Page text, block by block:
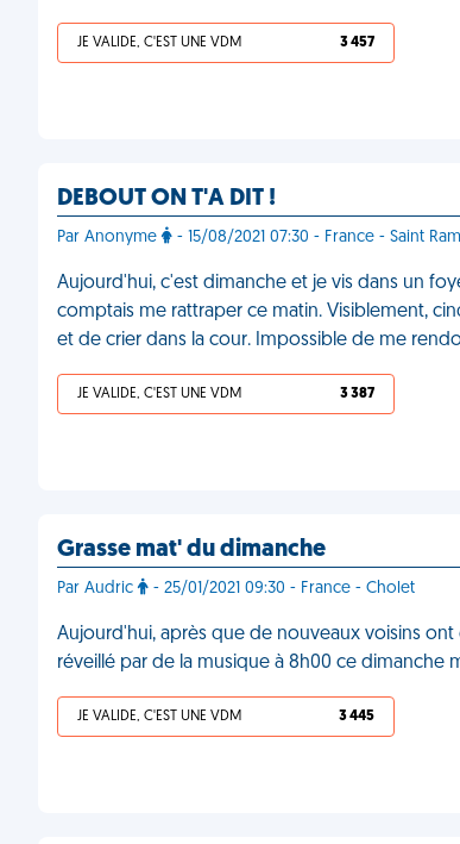
JE VALIDE, C'EST UNE VDM 3 457
DEBOUT ON T'A DIT !
Par Anonyme - 15/08/2021 07:30 - France - Saint
Aujourd'hui, c'est dimanche et je vis dans un
comptais me rattraper ce matin. Visiblement,
et de crier dans la cour. Impossible de me
JE VALIDE, C'EST UNE VDM 3 387
Grasse mat' du dimanche
Par Audric - 25/01/2021 09:30 - France - Cholet
Aujourd'hui, après que de nouveaux voisins
réveillé par de la musique à 8h00 ce dimanche
JE VALIDE, C'EST UNE VDM 3 445